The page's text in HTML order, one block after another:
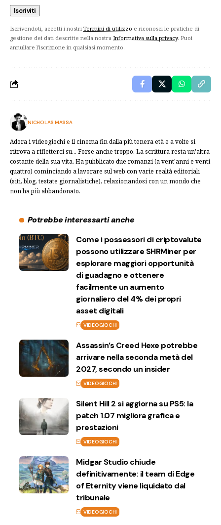
Iscrivendoti, accetti i nostri Termini di utilizzo e riconosci le pratiche di
gestione dei dati descritte nella nostra Informativa sulla privacy. Puoi
annullare l'iscrizione in qualsiasi momento.
NICHOLAS MASSA
Adora i videogiochi e il cinema fin dalla più tenera età e a volte si
ritrova a rifletterci su... Forse anche troppo. La scrittura resta un'altra
costante della sua vita. Ha pubblicato due romanzi (a vent'anni e venti
quattro) cominciando a lavorare sul web con varie realtà editoriali
(siti, blog, testate giornalistiche), relazionandosi con un mondo che
non ha più abbandonato.
Potrebbe interessarti anche
Come i possessori di criptovalute
possono utilizzare SHRMiner per
esplorare maggiori opportunità
di guadagno e ottenere
facilmente un aumento
giornaliero del 4% dei propri
asset digitali
VIDEOGIOCHI
Assassin’s Creed Hexe potrebbe
arrivare nella seconda metà del
2027, secondo un insider
VIDEOGIOCHI
Silent Hill 2 si aggiorna su PS5: la
patch 1.07 migliora grafica e
prestazioni
VIDEOGIOCHI
Midgar Studio chiude
definitivamente: il team di Edge
of Eternity viene liquidato dal
tribunale
VIDEOGIOCHI